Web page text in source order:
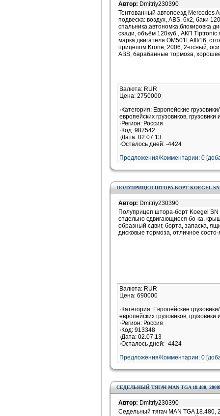
Автор: Dmitriy230390
Тентованный автопоезд Mercedes
подвеска: воздух, ABS, 6x2, баки
спальника,автономка,блокировка
сзади, объём 120куб., АКП Tiptronic
марка двигателя OM501LAIII/16,
прицепом Krone, 2006, 2-осный, оси
ABS, барабанные тормоза,
Валюта: RUR
Цена: 2750000
Категория: Европейские
европейских грузовиков, грузовики
Регион: Россия
Код: 987542
Дата: 02.07.13
Осталось дней: -4424
Предложения/Комментарии: 0
ПОЛУПРИЦЕП ШТОРА-БОРТ KOEGEL SN
Автор: Dmitriy230390
Полуприцеп штора-борт Koegel
отдельно сдвигающиеся бо-ка,
образный сдвиг, борта, запаска,
дисковые тормоза, отличное
Валюта: RUR
Цена: 690000
Категория: Европейские
европейских грузовиков, грузовики
Регион: Россия
Код: 913348
Дата: 02.07.13
Осталось дней: -4424
Предложения/Комментарии: 0
СЕДЕЛЬНЫЙ ТЯГАЧ MAN TGA 18.480,
Автор: Dmitriy230390
Седельный тягач MAN TGA 18.480,